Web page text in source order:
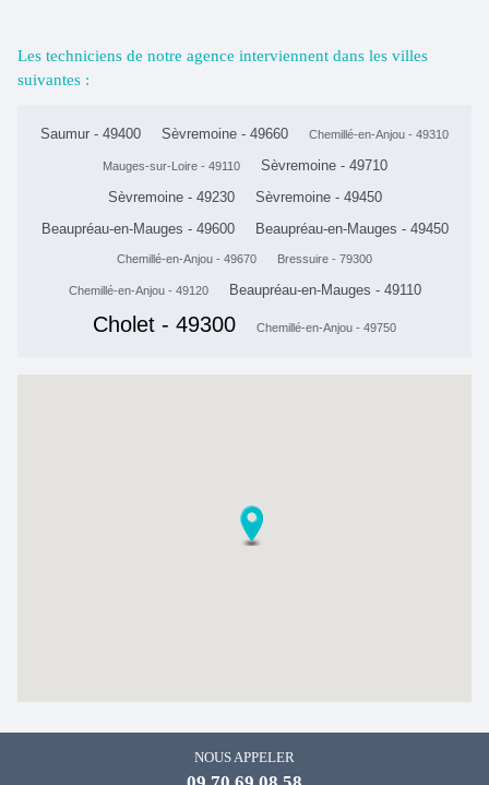
Les techniciens de notre agence interviennent dans les villes
suivantes :
Saumur - 49400 Sèvremoine - 49660 Chemillé-en-Anjou - 49310
Mauges-sur-Loire - 49110
Sèvremoine - 49710
Sèvremoine - 49230
Sèvremoine - 49450
Beaupréau-en-Mauges - 49600
Beaupréau-en-Mauges - 49450
Chemillé-en-Anjou - 49670 Bressuire - 79300
Chemillé-en-Anjou - 49120 Beaupréau-en-Mauges - 49110
Cholet - 49300 Chemillé-en-Anjou - 49750
NOUS APPELER